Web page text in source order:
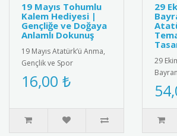
19 Mayıs Tohumlu
Kalem Hediyesi |
Gençliğe ve Doğaya
Anlamlı Dokunuş
19 Mayıs Atatürk’ü Anma,
Gençlik ve Spor
Bayramı’na özel olarak
tasarlanmış tohumlu
16,00 ₺
29
29